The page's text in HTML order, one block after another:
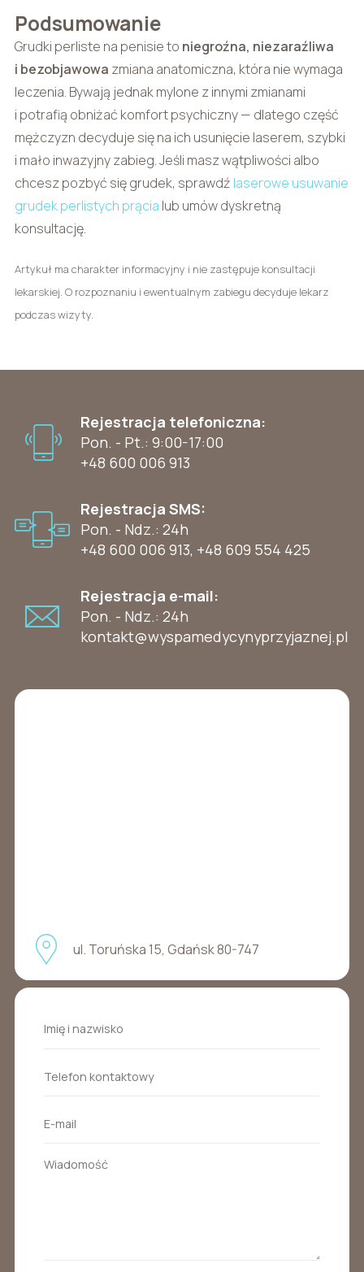
Podsumowanie
Grudki perliste na penisie to niegroźna, niezaraźliwa
i bezobjawowa zmiana anatomiczna, która nie wymaga
leczenia. Bywają jednak mylone z innymi zmianami
i potrafią obniżać komfort psychiczny — dlatego część
mężczyzn decyduje się na ich usunięcie laserem, szybki
i mało inwazyjny zabieg. Jeśli masz wątpliwości albo
chcesz pozbyć się grudek, sprawdź laserowe usuwanie
grudek perlistych prącia lub umów dyskretną
konsultację.
Artykuł ma charakter informacyjny i nie zastępuje konsultacji
lekarskiej. O rozpoznaniu i ewentualnym zabiegu decyduje lekarz
podczas wizyty.
Rejestracja telefoniczna:
Pon. - Pt.: 9:00-17:00
+48 600 006 913
Rejestracja SMS:
Pon. - Ndz.: 24h
+48 600 006 913, +48 609 554 425
Rejestracja e-mail:
Pon. - Ndz.: 24h
kontakt@wyspamedycynyprzyjaznej.pl
ul. Toruńska 15, Gdańsk 80-747